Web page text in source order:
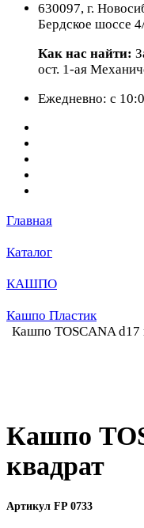
630097, г.
Бердское шоссе
Как нас найти:
ост. 1-ая
Ежедневно: с
Главная
Каталог
КАШПО
Кашпо Пластик
Кашпо TOSCANA d17
Кашпо
квадрат
Артикул FP 0733